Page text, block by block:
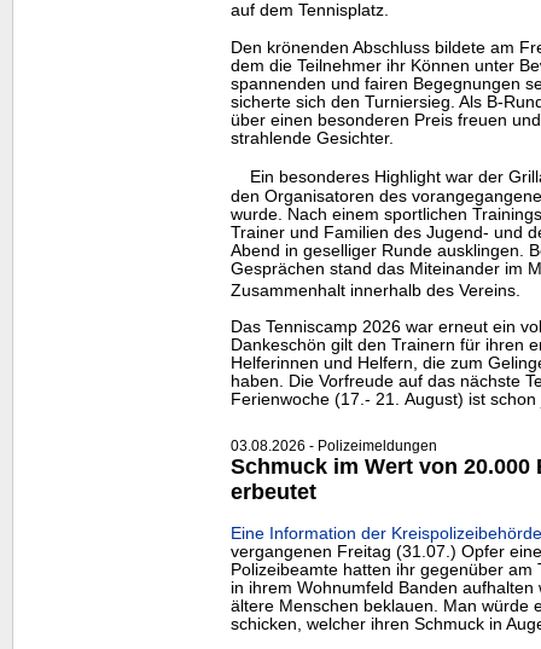
auf dem Tennisplatz.
Den krönenden Abschluss bildete am
dem die Teilnehmer ihr Können unter
spannenden und fairen Begegnungen
sicherte sich den Turniersieg. Als B-
über einen besonderen Preis freuen
strahlende Gesichter.
Ein besonderes Highlight war der
den Organisatoren des
wurde. Nach einem sportlichen
Trainer und Familien des Jugend- und
Abend in geselliger Runde ausklingen.
Gesprächen stand das Miteinander im
Zusammenhalt innerhalb des Vereins.
Das Tenniscamp 2026 war erneut ein
Dankeschön gilt den Trainern für ihren
Helferinnen und Helfern, die zum
haben. Die Vorfreude auf das nächste
Ferienwoche (17.- 21. August) ist
03.08.2026 - Polizeimeldungen
Schmuck im Wert von 20.000
erbeutet
Eine Information der
vergangenen Freitag (31.07.) Opfer
Polizeibeamte hatten ihr gegenüber am
in ihrem Wohnumfeld Banden
ältere Menschen beklauen. Man würde
schicken, welcher ihren Schmuck in